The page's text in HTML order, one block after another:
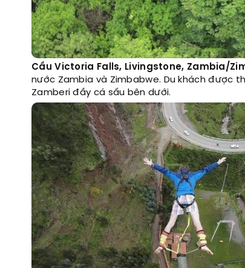
Cầu Victoria Falls, Livingstone, Zambia/
nước Zambia và Zimbabwe. Du khách được
Zamberi đầy cá sấu bên dưới.